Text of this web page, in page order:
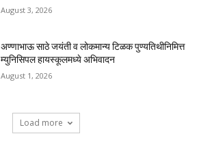
August 3, 2026
अण्णाभाऊ साठे जयंती व लोकमान्य टिळक पुण्यतिथीनिमित्त
म्युनिसिपल हायस्कूलमध्ये अभिवादन
August 1, 2026
Load more